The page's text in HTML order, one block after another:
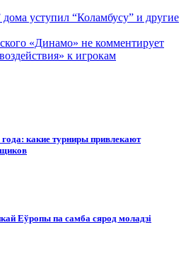
уступил “Коламбусу” и другие
«Динамо» не комментирует
к игрокам
какие турниры привлекают
Еўропы па самба сярод моладзі